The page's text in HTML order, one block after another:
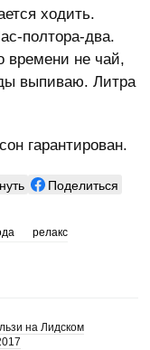
ходить.
полтора-два.
времени не чай,
выпиваю. Литра
гарантирован.
Поделиться
релакс
на Лидском